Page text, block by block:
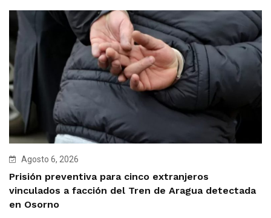
Agosto 6, 2026
Prisión preventiva para cinco extranjeros
vinculados a facción del Tren de Aragua detectada
en Osorno